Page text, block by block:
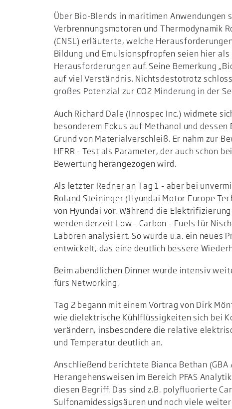
Über Bio-Blends in maritimen Anwendungen
Verbrennungsmotoren und Thermodynamik
(CNSL) erläuterte, welche
Bildung und Emulsionspfropfen seien hier
Herausforderungen auf. Seine Bemerkung
auf viel Verständnis. Nichtsdestotrotz
großes Potenzial zur CO2 Minderung in der
Auch Richard Dale (Innospec Inc.) widmete
besonderem Fokus auf Methanol und
Grund von Materialverschleiß. Er nahm zur
HFRR - Test als Parameter, der auch schon
Bewertung herangezogen wird.
Als letzter Redner an Tag 1 - aber bei
Roland Steininger (Hyundai Motor Europe
von Hyundai vor. Während die
werden derzeit Low - Carbon - Fuels für
Laboren analysiert. So wurde u.a. ein neues
entwickelt, das eine deutlich bessere
Beim abendlichen Dinner wurde intensiv
fürs Networking.
Tag 2 begann mit einem Vortrag von Dirk
wie dielektrische Kühlflüssigkeiten sich bei
verändern, insbesondere die relative
und Temperatur deutlich an.
Anschließend berichtete Bianca Bethan
Herangehensweisen im Bereich PFAS
diesen Begriff. Das sind z.B. polyfluorierte
Sulfonamidessigsäuren und noch viele